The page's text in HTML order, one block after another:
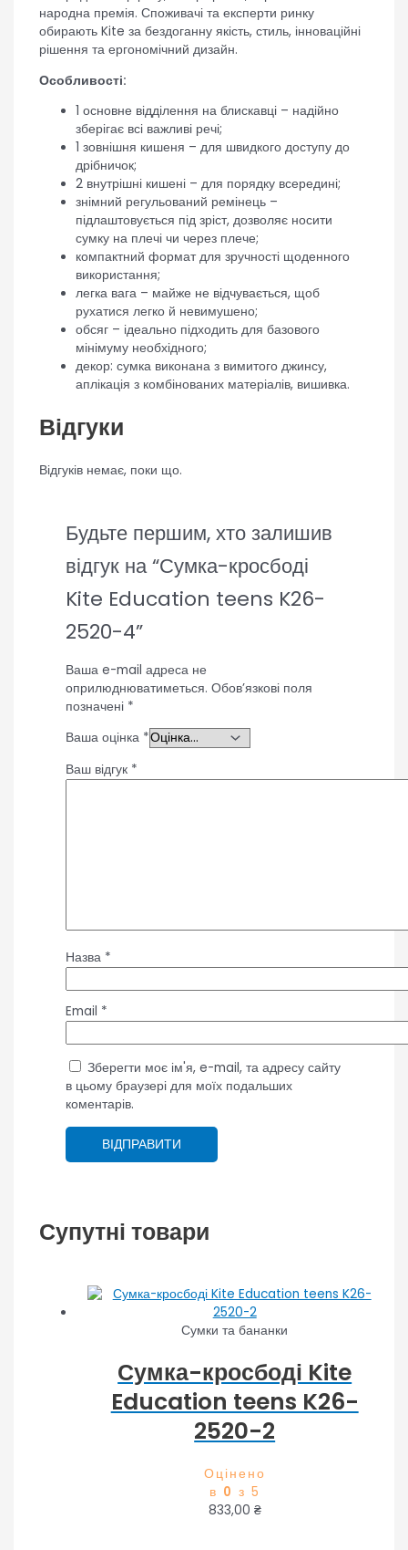
народна премія. Споживачі та експерти ринку
обирають Kite за бездоганну якість, стиль, інноваційні
рішення та ергономічний дизайн.
Особливості:
1 основне відділення на блискавці – надійно
зберігає всі важливі речі;
1 зовнішня кишеня – для швидкого доступу до
дрібничок;
2 внутрішні кишені – для порядку всередині;
знімний регульований ремінець –
підлаштовується під зріст, дозволяє носити
сумку на плечі чи через плече;
компактний формат для зручності щоденного
використання;
легка вага – майже не відчувається, щоб
рухатися легко й невимушено;
обсяг – ідеально підходить для базового
мінімуму необхідного;
декор: сумка виконана з вимитого джинсу,
аплікація з комбінованих матеріалів, вишивка.
Відгуки
Відгуків немає, поки що.
Будьте першим, хто залишив
відгук на “Сумка-кросбоді
Kite Education teens K26-
2520-4”
Ваша e-mail адреса не
оприлюднюватиметься. Обов’язкові поля
позначені *
Ваша оцінка *
Ваш відгук *
Назва *
Email *
Зберегти моє ім'я, e-mail, та адресу сайту
в цьому браузері для моїх подальших
коментарів.
Супутні товари
Сумки та бананки
Сумка-кросбоді Kite
Education teens K26-
2520-2
Оцінено
в 0 з 5
833,00 ₴